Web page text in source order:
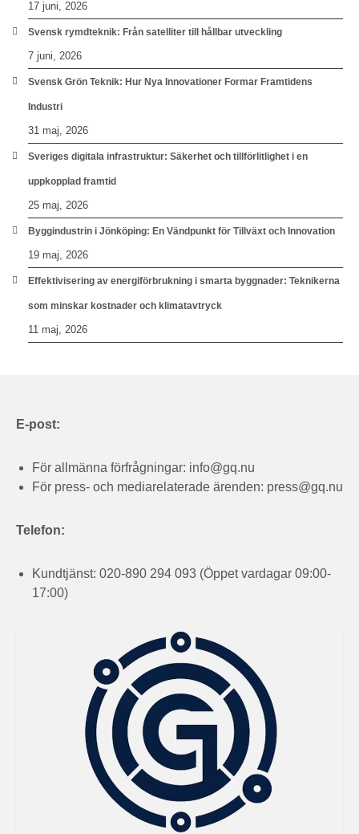
17 juni, 2026
Svensk rymdteknik: Från satelliter till hållbar utveckling
7 juni, 2026
Svensk Grön Teknik: Hur Nya Innovationer Formar Framtidens
Industri
31 maj, 2026
Sveriges digitala infrastruktur: Säkerhet och tillförlitlighet i en
uppkopplad framtid
25 maj, 2026
Byggindustrin i Jönköping: En Vändpunkt för Tillväxt och Innovation
19 maj, 2026
Effektivisering av energiförbrukning i smarta byggnader: Teknikerna
som minskar kostnader och klimatavtryck
11 maj, 2026
E-post:
För allmänna förfrågningar: info@gq.nu
För press- och mediarelaterade ärenden: press@gq.nu
Telefon:
Kundtjänst: 020-890 294 093 (Öppet vardagar 09:00-
17:00)